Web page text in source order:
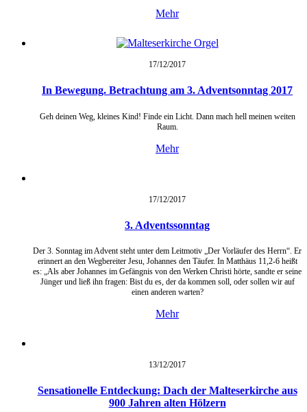
Mehr
17/12/2017
In Bewegung. Betrachtung am 3. Adventsonntag 2017
Geh deinen Weg, kleines Kind! Finde ein Licht. Dann mach hell meinen weiten
Raum.
Mehr
17/12/2017
3. Adventssonntag
Der 3. Sonntag im Advent steht unter dem Leitmotiv „Der Vorläufer des Herrn“. Er
erinnert an den Wegbereiter Jesu, Johannes den Täufer. In Matthäus 11,2-6 heißt
es: „Als aber Johannes im Gefängnis von den Werken Christi hörte, sandte er seine
Jünger und ließ ihn fragen: Bist du es, der da kommen soll, oder sollen wir auf
einen anderen warten?
Mehr
13/12/2017
Sensationelle Entdeckung: Dach der Malteserkirche aus
900 Jahren alten Hölzern